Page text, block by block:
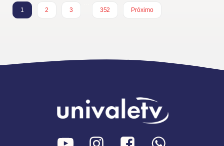
1 2 3
352
Próximo